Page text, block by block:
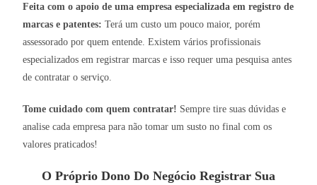
Feita com o apoio de uma empresa especializada em registro de
marcas e patentes: Terá um custo um pouco maior, porém
assessorado por quem entende. Existem vários profissionais
especializados em registrar marcas e isso requer uma pesquisa antes
de contratar o serviço.
Tome cuidado com quem contratar! Sempre tire suas dúvidas e
analise cada empresa para não tomar um susto no final com os
valores praticados!
O Próprio Dono Do Negócio Registrar Sua